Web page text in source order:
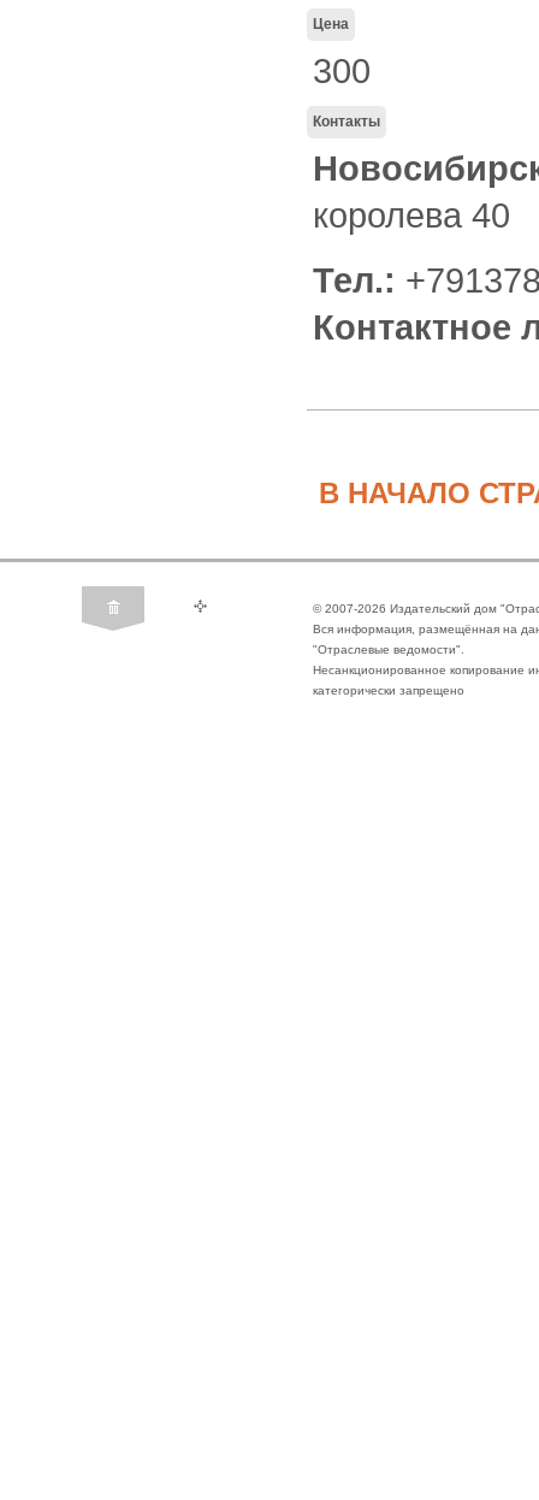
Цена
300
Контакты
королева 40
Тел.:
Контактное
В НАЧАЛО
© 2007-2026 Издательский дом
Вся информация, размещённая на
"Отраслевые ведомости".
Несанкционированное копирование
категорически запрещено